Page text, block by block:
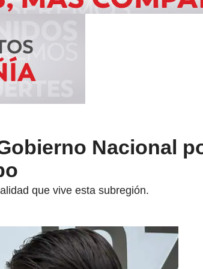
Nacional
que vive esta subregión.